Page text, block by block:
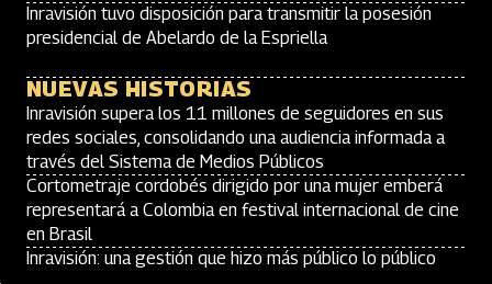
Inravisión tuvo disposición para transmitir la posesión
presidencial de Abelardo de la Espriella
NUEVAS HISTORIAS
Inravisión supera los 11 millones de seguidores en sus
redes sociales, consolidando una audiencia informada a
través del Sistema de Medios Públicos
Cortometraje cordobés dirigido por una mujer emberá
representará a Colombia en festival internacional de cine
en Brasil
Inravisión: una gestión que hizo más público lo público